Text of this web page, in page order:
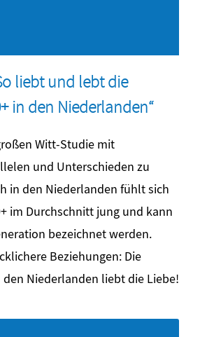
liebt und lebt die
in den Niederlanden“
Witt-Studie mit
und Unterschieden zu
in den Niederlanden fühlt sich
im Durchschnitt jung und kann
bezeichnet werden.
Beziehungen: Die
den Niederlanden liebt die Liebe!